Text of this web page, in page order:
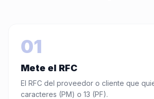
01
Mete el RFC
El RFC del proveedor o cliente que
caracteres (PM) o 13 (PF).